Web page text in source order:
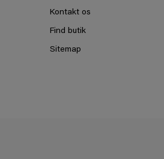
Kontakt os
Find butik
Sitemap